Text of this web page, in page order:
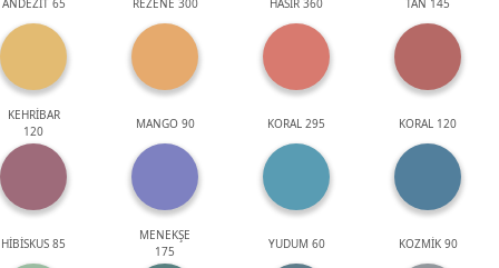
KEHRİBAR
120
MANGO 90 KORAL 295 KORAL 120
HİBİSKUS 85
MENEKŞE
175
YUDUM 60 KOZMİK 90